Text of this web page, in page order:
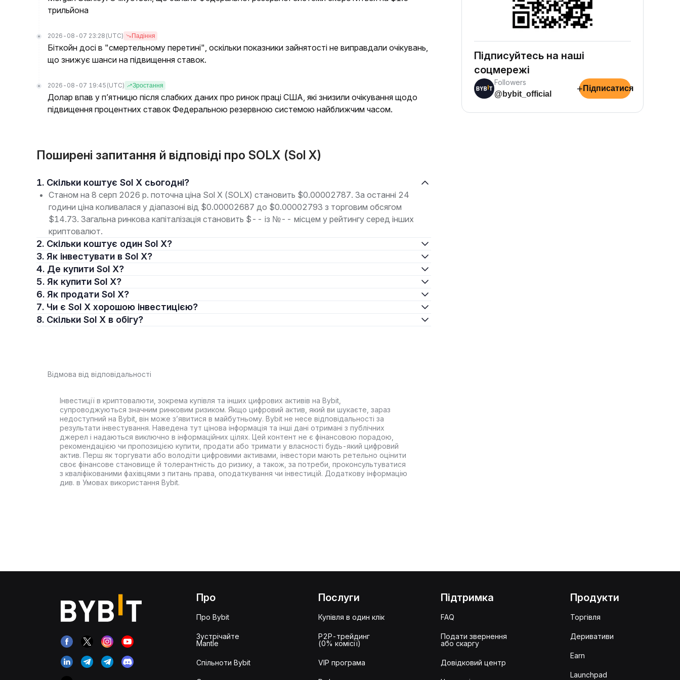
трильйона
2026-08-07 23:28 (UTC) Падіння
Біткойн досі в "смертельному перетині", оскільки показники зайнятості не виправдали очікувань,
що знижує шанси на підвищення ставок.
2026-08-07 19:45 (UTC) Зростання
Долар впав у п’ятницю після слабких даних про ринок праці США, які знизили очікування щодо
підвищення процентних ставок Федеральною резервною системою найближчим часом.
Поширені запитання й відповіді про SOLX (Sol X)
1. Скільки коштує Sol X сьогодні?
Станом на 8 серп 2026 р. поточна ціна Sol X (SOLX) становить $0.00002787. За останні 24
години ціна коливалася у діапазоні від $0.00002687 до $0.00002793 з торговим обсягом
$14.73. Загальна ринкова капіталізація становить $-- із №-- місцем у рейтингу серед інших
криптовалют.
2. Скільки коштує один Sol X?
3. Як інвестувати в Sol X?
4. Де купити Sol X?
5. Як купити Sol X?
6. Як продати Sol X?
7. Чи є Sol X хорошою інвестицією?
8. Скільки Sol X в обігу?
Відмова від відповідальності
Інвестиції в криптовалюти, зокрема купівля та інших цифрових активів на Bybit,
супроводжуються значним ринковим ризиком. Якщо цифровий актив, який ви шукаєте, зараз
недоступний на Bybit, він може з’явитися в майбутньому. Bybit не несе відповідальності за
результати інвестування. Наведена тут цінова інформація та інші дані отримані з публічних
джерел і надаються виключно в інформаційних цілях. Цей контент не є фінансовою порадою,
рекомендацією чи пропозицією купити, продати або тримати у власності будь-який цифровий
актив. Перш як торгувати або володіти цифровими активами, інвестори мають ретельно оцінити
своє фінансове становище й толерантність до ризику, а також, за потреби, проконсультуватися
з кваліфікованими фахівцями з питань права, оподаткування чи інвестицій. Додаткову інформацію
див. в Умовах використання Bybit.
Підписуйтесь на наші
соцмережі
Followers
@bybit_official
+ Підписатися
Про
Про Bybit
Зустрічайте
Mantle
Спільноти Bybit
Послуги
Купівля в один клік
P2P-трейдинг
(0% комісії)
VIP програма
Підтримка
FAQ
Подати звернення
або скаргу
Довідковий центр
Продукти
Торгівля
Деривативи
Earn
Launchpad